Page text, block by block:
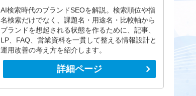
AI検索時代のブランドSEOを解説。検索順位や指
名検索だけでなく、課題名・用途名・比較軸から
ブランドを想起される状態を作るために、記事、
LP、FAQ、営業資料を一貫して整える情報設計と
運用改善の考え方を紹介します。
詳細ページ